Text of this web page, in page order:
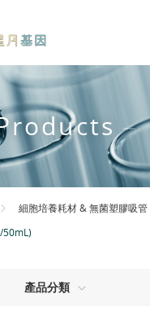
細胞培養耗材 & 無菌塑膠吸管
產品分類